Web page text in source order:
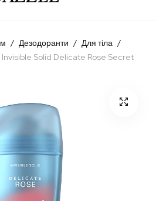
Дезодоранти
Для тіла
Invisible Solid Delicate Rose Secret